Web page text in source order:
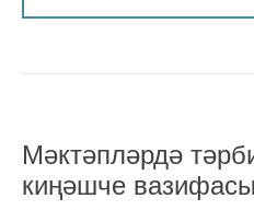
Мәктәпләрдә
киңәшче